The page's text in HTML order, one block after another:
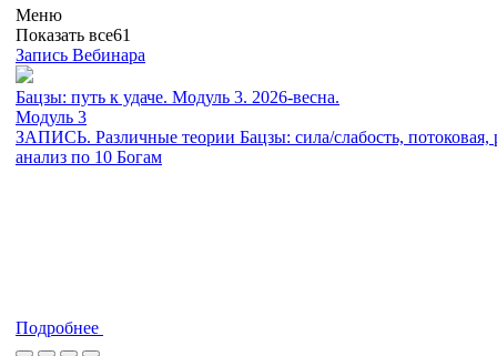
Меню
Показать все61
Запись Вебинара
Бацзы: путь к удаче. Модуль 3. 2026-весна.
Модуль 3
ЗАПИСЬ. Различные теории Бацзы: сила/слабость, потоковая,
анализ по 10 Богам
Подробнее